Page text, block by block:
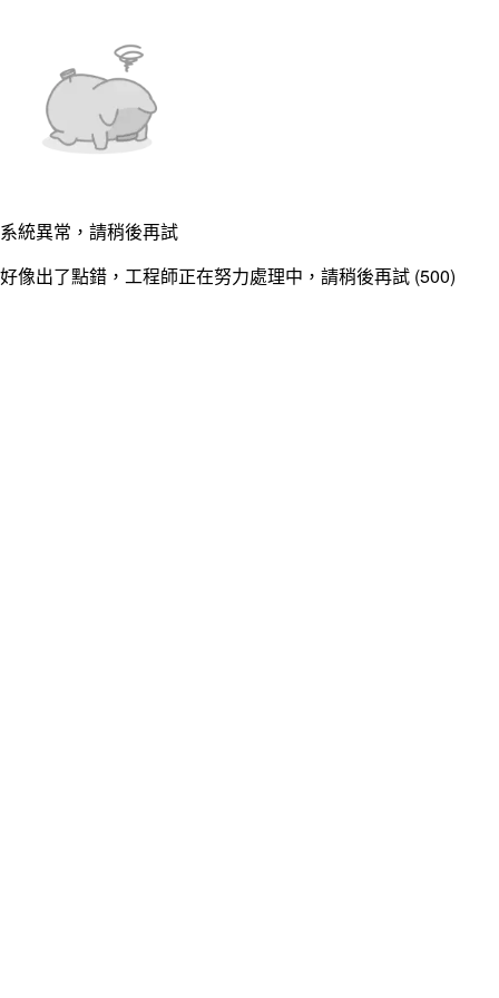
系統異常，請稍後再試
好像出了點錯，工程師正在努力處理中，請稍後再試 (500)